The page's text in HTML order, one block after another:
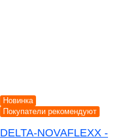
Новинка
Покупатели рекомендуют
DELTA-NOVAFLEXX -